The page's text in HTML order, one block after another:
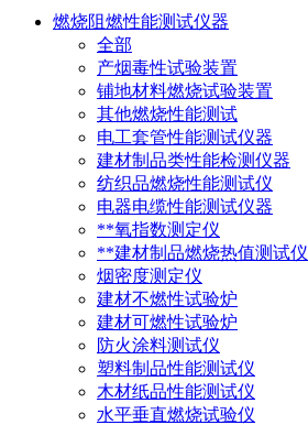
燃烧阻燃性能测试仪器
全部
产烟毒性试验装置
铺地材料燃烧试验装置
其他燃烧性能测试
电工套管性能测试仪器
建材制品类性能检测仪器
纺织品燃烧性能测试仪
电器电缆性能测试仪器
**氧指数测定仪
**建材制品燃烧热值测试仪
烟密度测定仪
建材不燃性试验炉
建材可燃性试验炉
防火涂料测试仪
塑料制品性能测试仪
木材纸品性能测试仪
水平垂直燃烧试验仪